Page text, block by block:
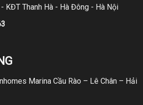
KĐT Thanh Hà - Hà Đông - Hà Nội
Marina Cầu Rào – Lê Chân – Hải